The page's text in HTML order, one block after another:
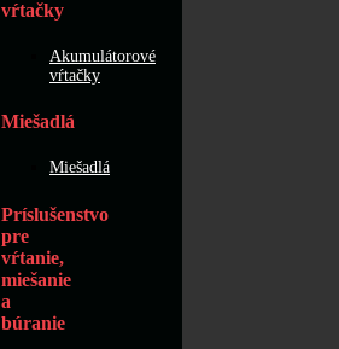
vŕtačky
Akumulátorové
vŕtačky
Miešadlá
Miešadlá
Príslušenstvo
pre
vŕtanie,
miešanie
a
búranie